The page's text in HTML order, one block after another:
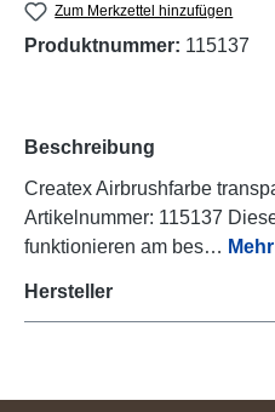
Zum Merkzettel hinzufügen
Produktnummer: 115137
Beschreibung
Createx Airbrushfarbe
Artikelnummer: 115137
funktionieren am bes… Mehr
Hersteller